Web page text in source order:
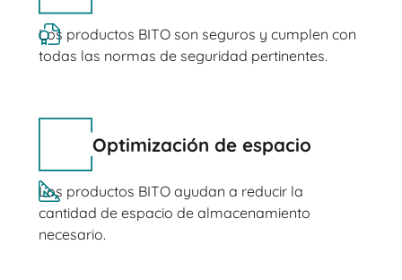
Los productos BITO son seguros y cumplen con
todas las normas de seguridad pertinentes.
Optimización de espacio
Los productos BITO ayudan a reducir la
cantidad de espacio de almacenamiento
necesario.